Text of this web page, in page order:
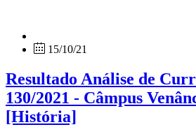
15/10/21
Resultado Análise de
130/2021 - Câmpus
[História]